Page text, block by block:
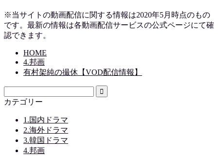
※当サイトの動画配信に関する情報は2020年5月時点のもの
です。最新の情報は各動画配信サービスの公式ページにて確
認できます。
HOME
4.邦画
有村架純の撮休【VOD配信情報】
カテゴリー
1.国内ドラマ
2.海外ドラマ
3.韓国ドラマ
4.邦画